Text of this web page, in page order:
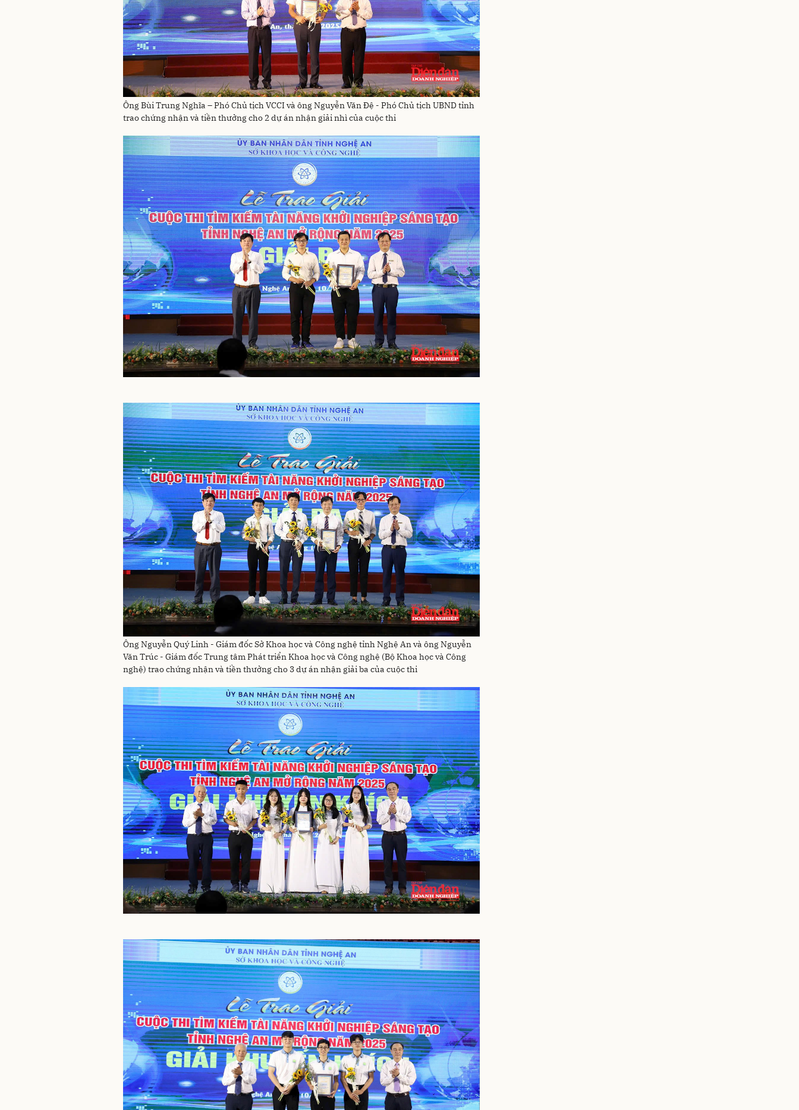
Ông Bùi Trung Nghĩa – Phó Chủ tịch VCCI và ông Nguyễn Văn Đệ - Phó Chủ tịch UBND tỉnh
trao chứng nhận và tiền thưởng cho 2 dự án nhận giải nhì của cuộc thi
Ông Nguyễn Quý Linh - Giám đốc Sở Khoa học và Công nghệ tỉnh Nghệ An và ông Nguyễn
Văn Trúc - Giám đốc Trung tâm Phát triển Khoa học và Công nghệ (Bộ Khoa học và Công
nghệ) trao chứng nhận và tiền thưởng cho 3 dự án nhận giải ba của cuộc thi